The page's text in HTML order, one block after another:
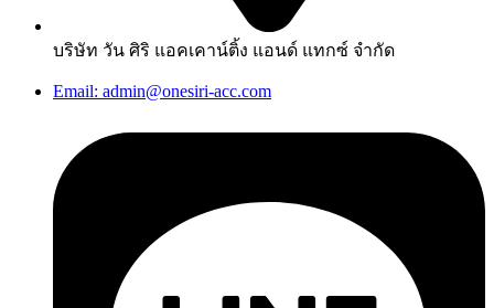
บริษัท วัน ศิริ แอคเคาน์ติ้ง แอนด์ แทกซ์ จำกัด
Email: admin@onesiri-acc.com